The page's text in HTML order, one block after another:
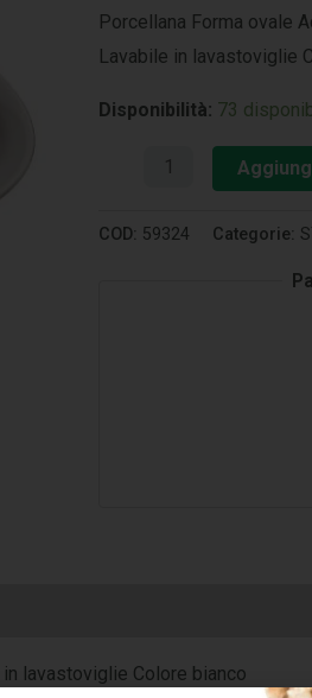
Porcellana Forma ovale
Lavabile in lavastoviglie
Disponibilità: 73
COD: 59324 Categorie:
lavastoviglie Colore bianco